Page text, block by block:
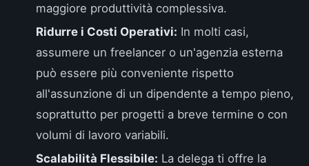
maggiore produttività complessiva.
Ridurre i Costi Operativi: In molti casi,
assumere un freelancer o un'agenzia esterna
può essere più conveniente rispetto
all'assunzione di un dipendente a tempo pieno,
soprattutto per progetti a breve termine o con
volumi di lavoro variabili.
Scalabilità Flessibile: La delega ti offre la